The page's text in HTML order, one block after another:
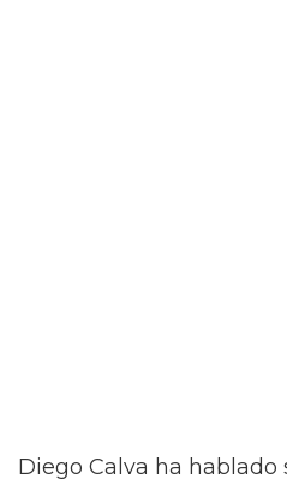
Diego Calva ha hablado